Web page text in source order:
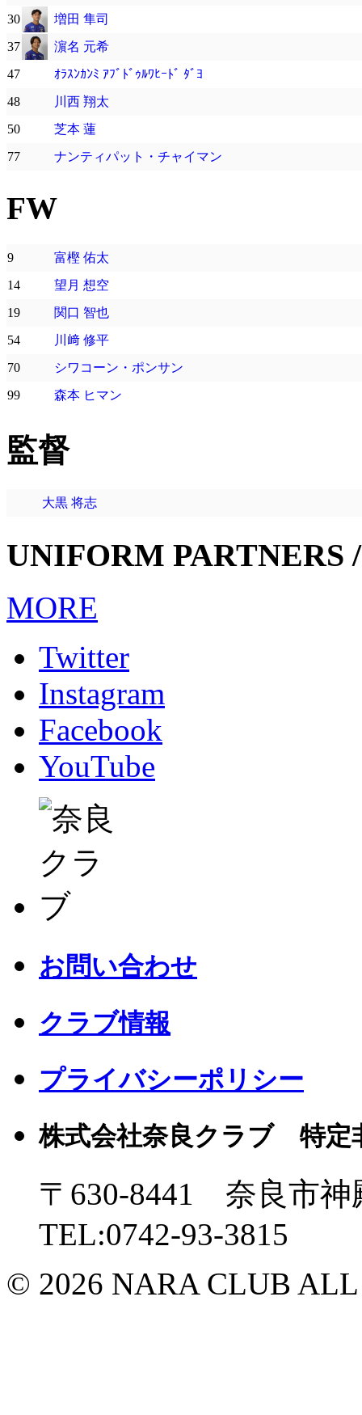
30
増田 隼司
37
濵名 元希
47
ｵﾗｽﾝｶﾝﾐ ｱﾌﾞﾄﾞｩﾙﾜﾋｰﾄﾞ ﾀﾞﾖ
48
川西 翔太
50
芝本 蓮
77
ナンティパット・チャイマン
FW
9
富樫 佑太
14
望月 想空
19
関口 智也
54
川﨑 修平
70
シワコーン・ポンサン
99
森本 ヒマン
監督
大黒 将志
UNIFORM PARTNERS
MORE
Twitter
Instagram
Facebook
YouTube
お問い合わせ
クラブ情報
プライバシーポリシー
株式会社奈良クラブ 特定
〒630-8441 奈良市
TEL:0742-93-3815
© 2026 NARA CLUB ALL